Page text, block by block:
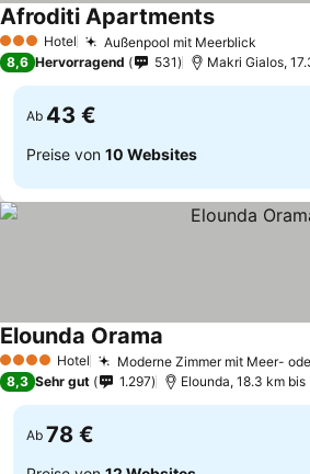
3 SterneHotel Außenpool mit Meerblick
Afroditi Apartments
8,6 Hervorragend 531 Makri Gialos,
Ab 43 €
Preise von 10 Websites
4 Sterne Hotel Moderne Zimmer mit Meer-
Elounda Orama
8,3 Sehr gut 1.297 Elounda, 18.3 km
Ab 78 €